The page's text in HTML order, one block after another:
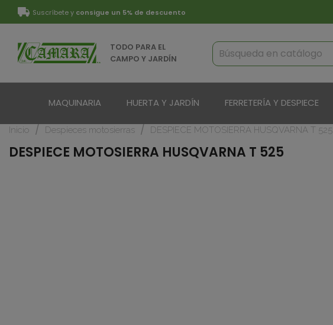
Suscríbete y consigue un 5% de descuento
TODO PARA EL
CAMPO Y JARDÍN
MAQUINARIA HUERTA Y JARDÍN FERRETERÍA Y DESPIECE
Inicio Despieces motosierras DESPIECE MOTOSIERRA HUSQVARNA T 525
DESPIECE MOTOSIERRA HUSQVARNA T 525